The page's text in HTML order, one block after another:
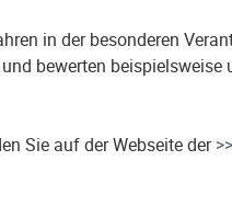
in der besonderen
bewerten
Sie auf der Webseite der